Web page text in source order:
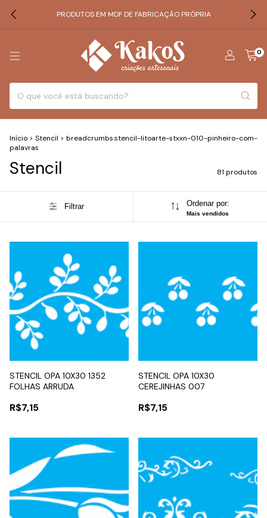
PRODUTOS EM MDF DE FABRICAÇÃO PRÓPRIA
0
Início > Stencil > breadcrumbs.stencil-litoarte-stxxn-010-pinheiro-com-
palavras
Stencil 81 produtos
Filtrar Ordenar por:
Mais vendidos
STENCIL OPA 10X30 1352
FOLHAS ARRUDA
R$7,15
STENCIL OPA 10X30
CEREJINHAS 007
R$7,15